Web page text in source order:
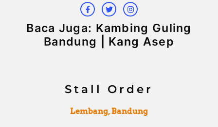
c
e
o
o
k
-
i
t
e
r
s
t
g
r
a
m
Baca Juga: Kambing Guling
Bandung | Kang Asep
Stall Order
Lembang, Bandung